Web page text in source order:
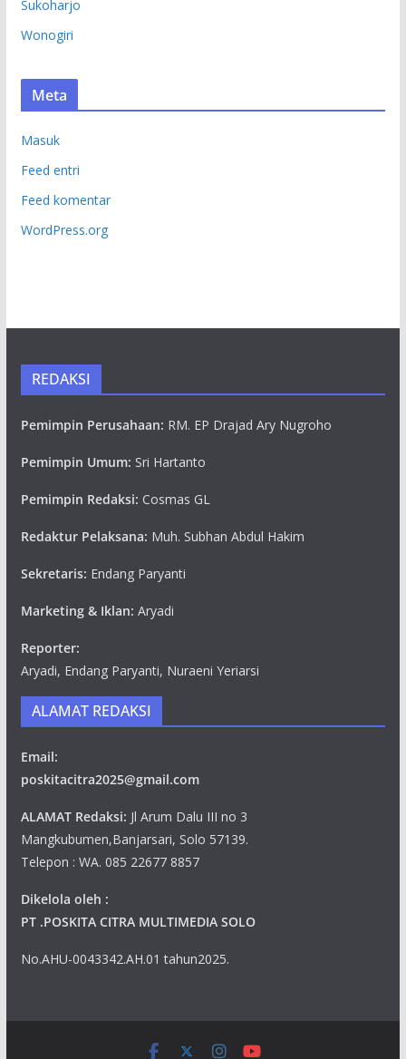
Sukoharjo
Wonogiri
Meta
Masuk
Feed entri
Feed komentar
WordPress.org
REDAKSI
Pemimpin Perusahaan: RM. EP Drajad Ary Nugroho
Pemimpin Umum: Sri Hartanto
Pemimpin Redaksi: Cosmas GL
Redaktur Pelaksana: Muh. Subhan Abdul Hakim
Sekretaris: Endang Paryanti
Marketing & Iklan: Aryadi
Reporter:
Aryadi, Endang Paryanti, Nuraeni Yeriarsi
ALAMAT REDAKSI
Email:
poskitacitra2025@gmail.com
ALAMAT Redaksi: Jl Arum Dalu III no 3
Mangkubumen,Banjarsari, Solo 57139.
Telepon : WA. 085 22677 8857
Dikelola oleh :
PT .POSKITA CITRA MULTIMEDIA SOLO
No.AHU-0043342.AH.01 tahun2025.